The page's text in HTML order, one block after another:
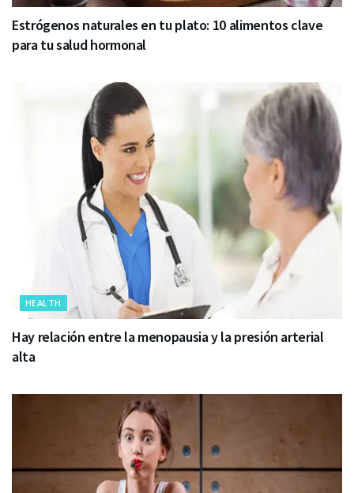
Estrógenos naturales en tu plato: 10 alimentos clave
para tu salud hormonal
HEALTH
Hay relación entre la menopausia y la presión arterial
alta